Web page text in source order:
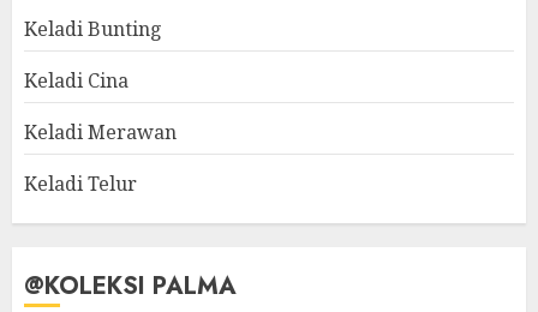
Keladi Bunting
Keladi Cina
Keladi Merawan
Keladi Telur
@KOLEKSI PALMA